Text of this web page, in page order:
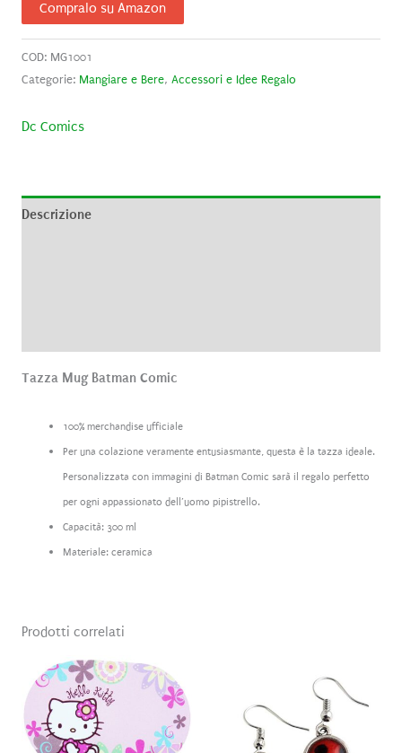
Compralo su Amazon
COD: MG1001
Categorie: Mangiare e Bere, Accessori e Idee Regalo
Dc Comics
Descrizione
Tazza Mug Batman Comic
100% merchandise ufficiale
Per una colazione veramente entusiasmante, questa è la tazza ideale.
Personalizzata con immagini di Batman Comic sarà il regalo perfetto
per ogni appassionato dell’uomo pipistrello.
Capacità: 300 ml
Materiale: ceramica
Prodotti correlati